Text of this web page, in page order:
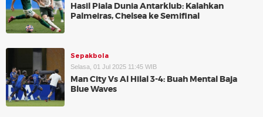
Hasil Piala Dunia Antarklub: Kalahkan
Palmeiras, Chelsea ke Semifinal
Sepakbola
Selasa, 01 Jul 2025 11:45 WIB
Man City Vs Al Hilal 3-4: Buah Mental Baja
Blue Waves